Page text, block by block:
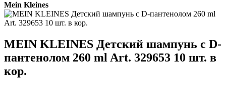
Mein Kleines
MEIN KLEINES Детский шампунь с D-
пантенолом 260 ml Art. 329653 10 шт. в
кор.